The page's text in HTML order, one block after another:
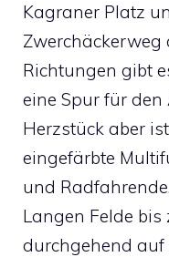
Kagraner Platz
Zwerchäckerweg
Richtungen gibt
eine Spur für den
Herzstück aber
eingefärbte
und
Langen Felde
durchgehend auf